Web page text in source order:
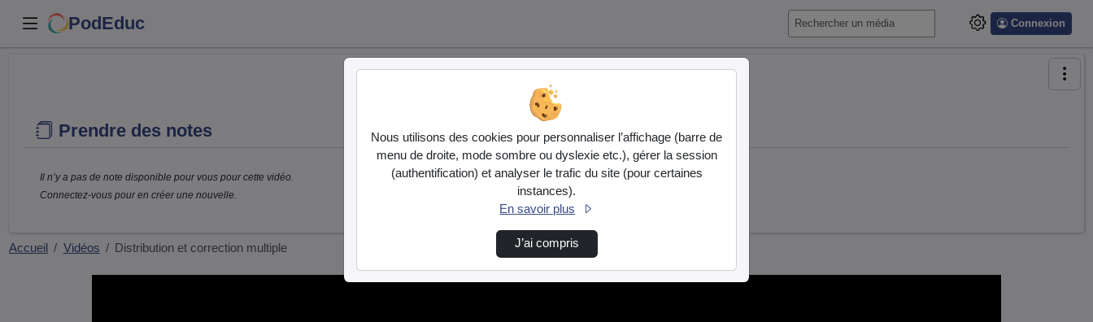
PodEduc Connexion
Prendre des notes
Il n’y a pas de note disponible pour vous pour cette vidéo.
Connectez-vous pour en créer une nouvelle.
Accueil Vidéos Distribution et correction multiple
Nous utilisons des cookies pour personnaliser l’affichage (barre de
menu de droite, mode sombre ou dyslexie etc.), gérer la session
(authentification) et analyser le trafic du site (pour certaines
instances).
En savoir plus
J’ai compris